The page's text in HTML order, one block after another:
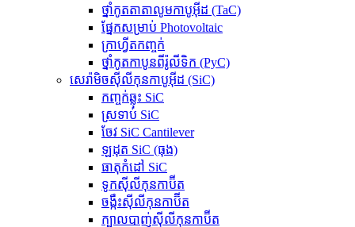
ថ្នាំកូតតាតាលូមកាបូអ៊ីដ (TaC)
ផ្នែកសម្រាប់ Photovoltaic
ក្រាហ្វីតកញ្ចក់
ថ្នាំកូតកាបូនពីរ៉ូលីទិក (PyC)
សេរ៉ាមិចស៊ីលីកុនកាបូអ៊ីដ (SiC)
កញ្ចក់ឆ្លុះ SiC
ស្រទាប់ SiC
ចែវ SiC Cantilever
ឡដុត SiC (ធុង)
ធាតុកំដៅ SiC
ទូកស៊ីលីកុនកាប៊ីត
ចង្កឹះស៊ីលីកុនកាប៊ីត
ក្បាលបាញ់ស៊ីលីកុនកាប៊ីត